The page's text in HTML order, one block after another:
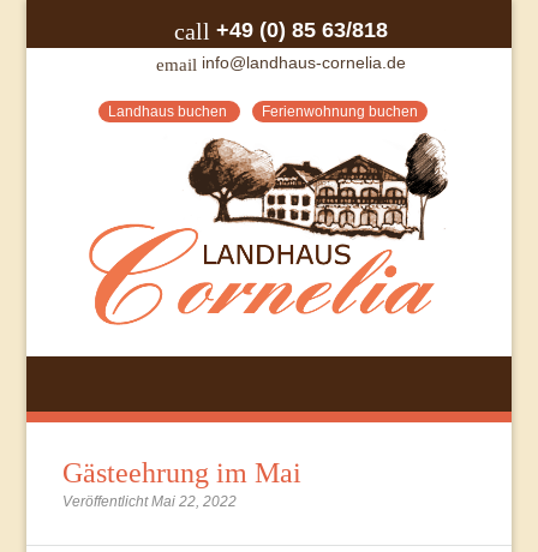
call +49 (0) 85 63/818
email info@landhaus-cornelia.de
Landhaus buchen Ferienwohnung buchen
Gästeehrung im Mai
Veröffentlicht Mai 22, 2022